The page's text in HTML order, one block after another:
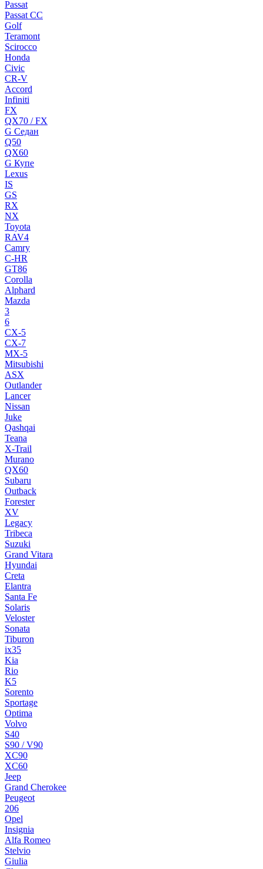
Passat
Passat CC
Golf
Teramont
Scirocco
Honda
Civic
CR-V
Accord
Infiniti
FX
QX70 / FX
G Cедан
Q50
QX60
G Купе
Lexus
IS
GS
RX
NX
Toyota
RAV4
Camry
C-HR
GT86
Corolla
Alphard
Mazda
3
6
CX-5
CX-7
MX-5
Mitsubishi
ASX
Outlander
Lancer
Nissan
Juke
Qashqai
Teana
X-Trail
Murano
QX60
Subaru
Outback
Forester
XV
Legacy
Tribeca
Suzuki
Grand Vitara
Hyundai
Creta
Elantra
Santa Fe
Solaris
Veloster
Sonata
Tiburon
ix35
Kia
Rio
K5
Sorento
Sportage
Optima
Volvo
S40
S90 / V90
XC90
XC60
Jeep
Grand Cherokee
Peugeot
206
Opel
Insignia
Alfa Romeo
Stelvio
Giulia